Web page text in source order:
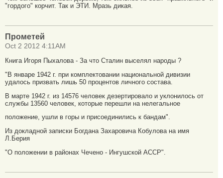
"гордого" корчит. Так и ЭТИ. Мразь дикая.
Прометей
Oct 2 2012 4:11AM
Книга Игоря Пыхалова - За что Сталин выселял народы ?
"В январе 1942 г. при комплектовании национальной дивизии
удалось призвать лишь 50 процентов личного состава.
В марте 1942 г. из 14576 человек дезертировало и уклонилось от
службы 13560 человек, которые перешли на нелегальное
положение, ушли в горы и присоединились к бандам".
Из докладной записки Богдана Захаровича Кобулова на имя
Л.Берия
"О положении в районах Чечено - Ингушской АССР".